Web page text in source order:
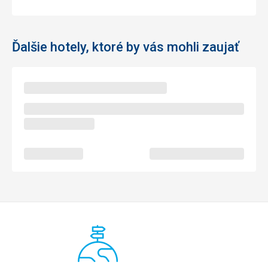
Ďalšie hotely, ktoré by vás mohli zaujať